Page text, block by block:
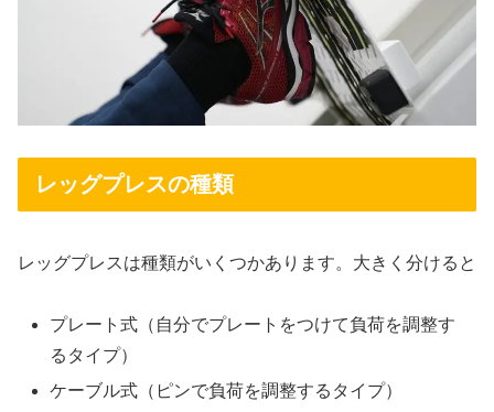
レッグプレスの種類
レッグプレスは種類がいくつかあります。大きく分けると
プレート式（自分でプレートをつけて負荷を調整す
るタイプ）
ケーブル式（ピンで負荷を調整するタイプ）